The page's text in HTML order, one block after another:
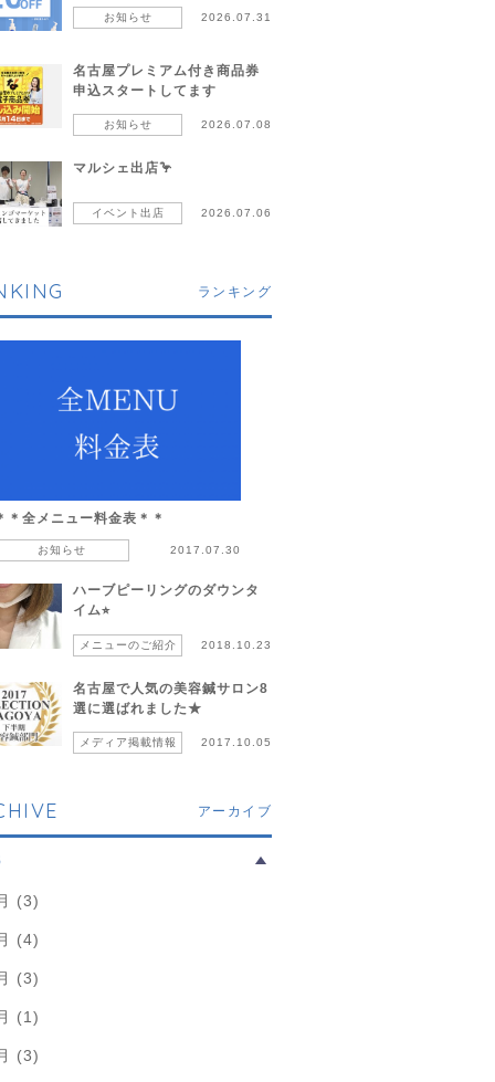
お知らせ 2026.07.31
名古屋プレミアム付き商品券
申込スタートしてます
お知らせ 2026.07.08
マルシェ出店🦩
イベント出店 2026.07.06
ランキング
＊全メニュー料金表＊＊
お知らせ 2017.07.30
ハーブピーリングのダウンタ
イム⭐︎
メニューのご紹介 2018.10.23
名古屋で人気の美容鍼サロン8
選に選ばれました★
メディア掲載情報 2017.10.05
アーカイブ
(3)
(4)
(3)
(1)
(3)